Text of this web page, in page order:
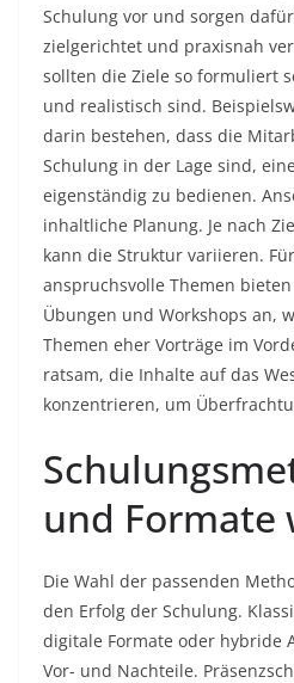
Schulung vor und sorgen
zielgerichtet und praxisnah
sollten die Ziele so formuliert
und realistisch sind.
darin bestehen, dass die
Schulung in der Lage sind,
eigenständig zu bedienen.
inhaltliche Planung. Je nach
kann die Struktur variieren.
anspruchsvolle Themen
Übungen und Workshops an,
Themen eher Vorträge im
ratsam, die Inhalte auf das
konzentrieren, um
und Formate
Die Wahl der passenden
den Erfolg der Schulung.
digitale Formate oder hybride
Vor- und Nachteile.